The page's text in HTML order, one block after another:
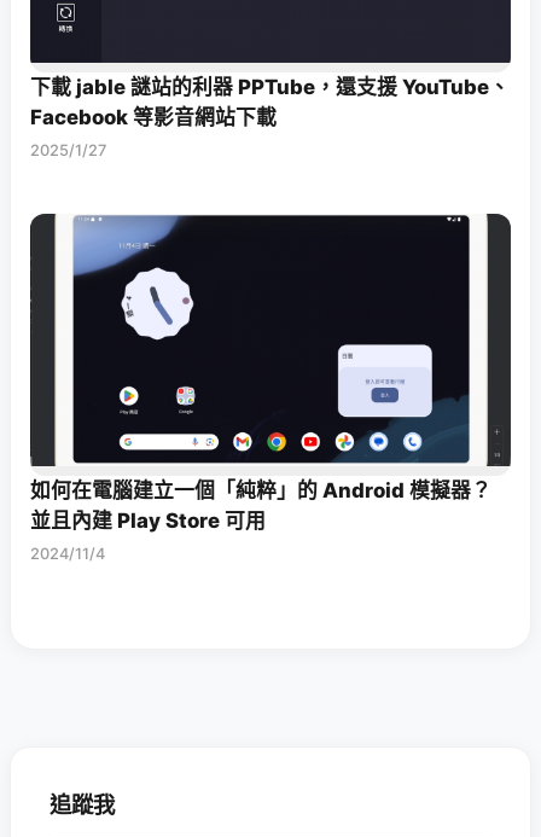
下載 jable 謎站的利器 PPTube，還支援 YouTube、
Facebook 等影音網站下載
2025/1/27
如何在電腦建立一個「純粹」的 Android 模擬器？
並且內建 Play Store 可用
2024/11/4
追蹤我